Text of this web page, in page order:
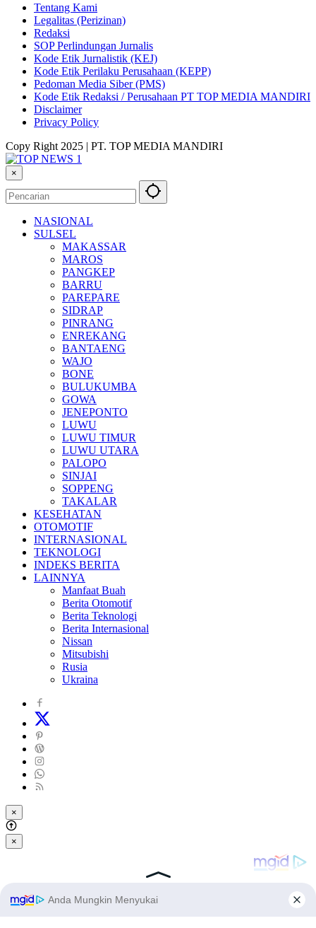
Tentang Kami
Legalitas (Perizinan)
Redaksi
SOP Perlindungan Jurnalis
Kode Etik Jurnalistik (KEJ)
Kode Etik Perilaku Perusahaan (KEPP)
Pedoman Media Siber (PMS)
Kode Etik Redaksi / Perusahaan PT TOP MEDIA MANDIRI
Disclaimer
Privacy Policy
Copy Right 2025 | PT. TOP MEDIA MANDIRI
×
NASIONAL
SULSEL
MAKASSAR
MAROS
PANGKEP
BARRU
PAREPARE
SIDRAP
PINRANG
ENREKANG
BANTAENG
WAJO
BONE
BULUKUMBA
GOWA
JENEPONTO
LUWU
LUWU TIMUR
LUWU UTARA
PALOPO
SINJAI
SOPPENG
TAKALAR
KESEHATAN
OTOMOTIF
INTERNASIONAL
TEKNOLOGI
INDEKS BERITA
LAINNYA
Manfaat Buah
Berita Otomotif
Berita Teknologi
Berita Internasional
Nissan
Mitsubishi
Rusia
Ukraina
×
×